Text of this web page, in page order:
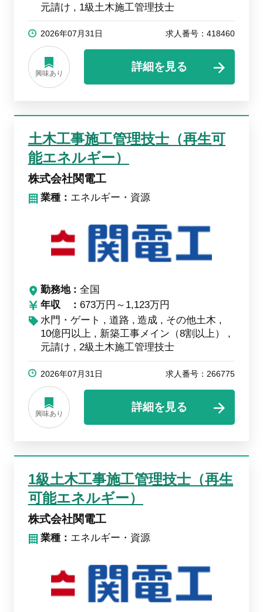
元請け
1級土木施工管理技士
2026年07月31日 求人番号：418460
興味あり
詳細を見る
土木工事施工管理技士（再生可
能エネルギー）
株式会社関電工
業種： エネルギー・資源
勤務地
全国
年収
673万円～1,123万円
水門・ゲート
道路 造成
その他土木
10億円以上
新築工事メイン（8割以上）
元請け
2級土木施工管理技士
2026年07月31日 求人番号：266775
興味あり
詳細を見る
1級土木工事施工管理技士（再生
可能エネルギー）
株式会社関電工
業種： エネルギー・資源